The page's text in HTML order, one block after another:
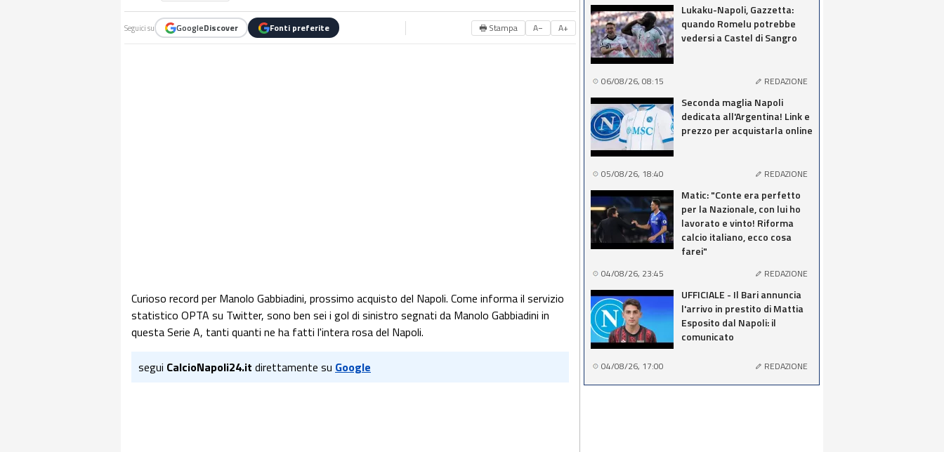
Seguici su GoogleDiscover Fonti preferite 🖶 Stampa A− A+
Curioso record per Manolo Gabbiadini, prossimo acquisto del Napoli. Come informa il servizio
statistico OPTA su Twitter, sono ben sei i gol di sinistro segnati da Manolo Gabbiadini in
questa Serie A, tanti quanti ne ha fatti l'intera rosa del Napoli.
segui CalcioNapoli24.it direttamente su Google
Lukaku-Napoli, Gazzetta:
quando Romelu potrebbe
vedersi a Castel di Sangro
06/08/26, 08:15 REDAZIONE
Seconda maglia Napoli
dedicata all'Argentina! Link e
prezzo per acquistarla online
05/08/26, 18:40 REDAZIONE
Matic: "Conte era perfetto
per la Nazionale, con lui ho
lavorato e vinto! Riforma
calcio italiano, ecco cosa
farei"
04/08/26, 23:45 REDAZIONE
UFFICIALE - Il Bari annuncia
l'arrivo in prestito di Mattia
Esposito dal Napoli: il
comunicato
04/08/26, 17:00 REDAZIONE